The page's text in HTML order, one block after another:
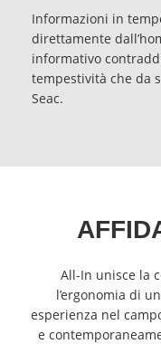
Informazioni in
direttamente
informativo
tempestività che da
Seac.
All-In unisce la
l’ergonomia di
esperienza nel
e